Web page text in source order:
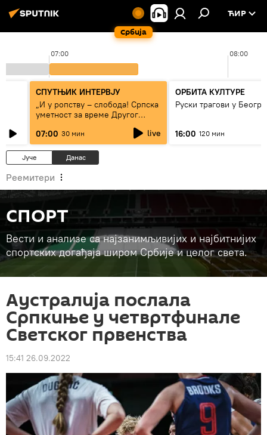
Србија
ЋИР
07:00 08:00
СПУТЊИК ИНТЕРВЈУ
„И у ропству – слобода! Српска
уметност за време Другог
07:00 30 мин live
ОРБИТА КУЛТУРЕ
Руски трагови у
16:00 120 мин
Јуче Данас
Реемитери
СПОРТ
Вести и анализе са најзанимљивијих и најбитнијих
спортских догађаја широм Србије и целог света.
Аустралија послала
Српкиње у четвртфинале
Светског првенства
15:41 26.09.2022